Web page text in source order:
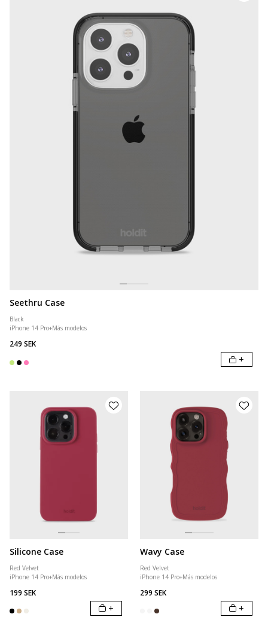
Seethru Case
Black
iPhone 14 Pro+Más modelos
249 SEK
+
Silicone Case
Red Velvet
iPhone 14 Pro+Más modelos
199 SEK
+
Wavy Case
Red Velvet
iPhone 14 Pro+Más modelos
299 SEK
+